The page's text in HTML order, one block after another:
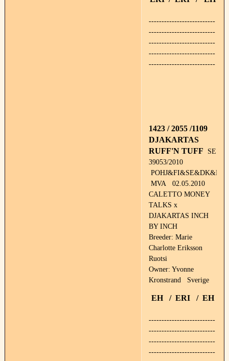
--------------------------
--------------------------
--------------------------
--------------------------
--------------------------
1423 / 2055 /1109
DJAKARTAS
RUFF'N TUFF
SE
39053/2010
MVA 02.05.2010
CALETTO MONEY
TALKS x
DJAKARTAS INCH
BY INCH
Breeder: Marie
Charlotte Eriksson
Ruotsi
Owner: Yvonne
Kronstrand Sverige
EH / ERI / EH
--------------------------
--------------------------
--------------------------
--------------------------